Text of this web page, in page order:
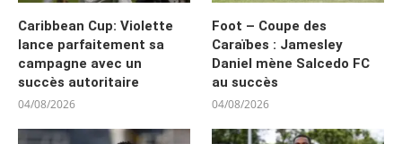
Caribbean Cup: Violette
lance parfaitement sa
campagne avec un
succès autoritaire
04/08/2026
Foot – Coupe des
Caraïbes : Jamesley
Daniel mène Salcedo FC
au succès
04/08/2026